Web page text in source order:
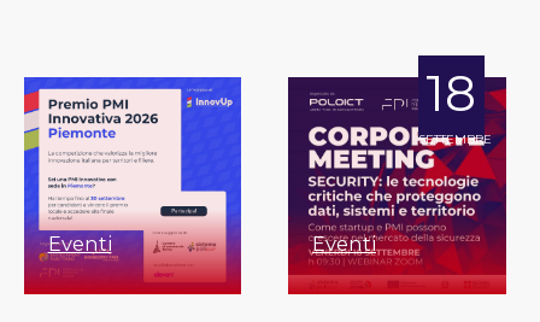
Eventi
18
SETTEMBRE
Eventi